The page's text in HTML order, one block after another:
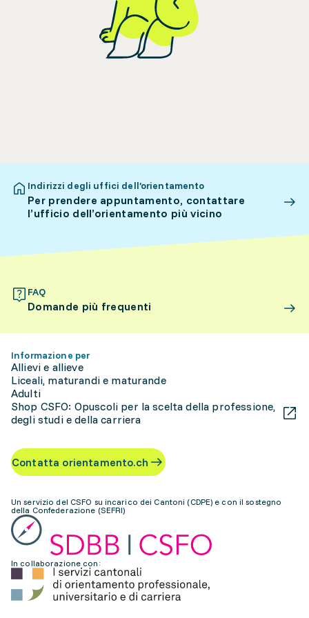
Indirizzi degli uffici dell’orientamento
Per prendere appuntamento, contattare
l’ufficio dell’orientamento più vicino
FAQ
Domande più frequenti
Informazione per
Allievi e allieve
Liceali, maturandi e maturande
Adulti
Shop CSFO: Opuscoli per la scelta della professione,
degli studi e della carriera
Contatta orientamento.ch
Un servizio del CSFO su incarico dei Cantoni (CDPE) e con il sostegno
della Confederazione (SEFRI)
In collaborazione con: